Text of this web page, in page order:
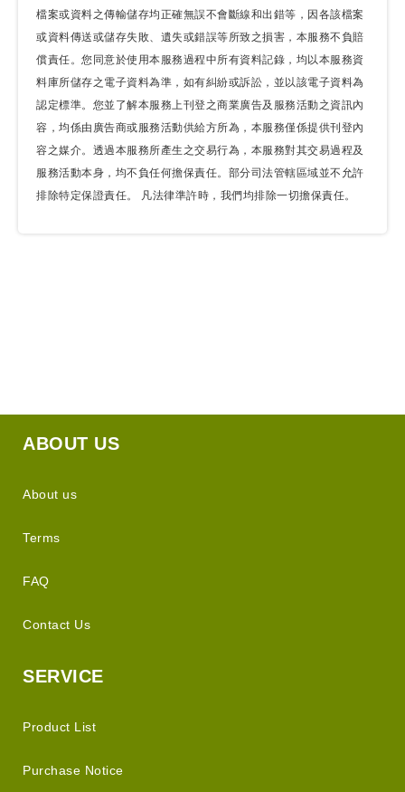
檔案或資料之傳輸儲存均正確無誤不會斷線和出錯等，因各該檔案
或資料傳送或儲存失敗、遺失或錯誤等所致之損害，本服務不負賠
償責任。您同意於使用本服務過程中所有資料記錄，均以本服務資
料庫所儲存之電子資料為準，如有糾紛或訴訟，並以該電子資料為
認定標準。您並了解本服務上刊登之商業廣告及服務活動之資訊內
容，均係由廣告商或服務活動供給方所為，本服務僅係提供刊登內
容之媒介。透過本服務所產生之交易行為，本服務對其交易過程及
服務活動本身，均不負任何擔保責任。部分司法管轄區域並不允許
排除特定保證責任。 凡法律準許時，我們均排除一切擔保責任。
ABOUT US
About us
Terms
FAQ
Contact Us
SERVICE
Product List
Purchase Notice